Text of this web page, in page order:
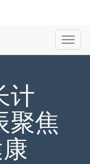
计
聚焦